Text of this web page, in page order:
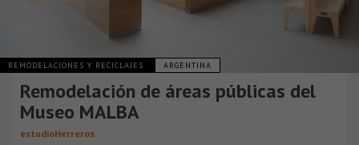
REMODELACIONES Y RECICLAJES ARGENTINA
Remodelación de áreas públicas del
Museo MALBA
estudioHerreros